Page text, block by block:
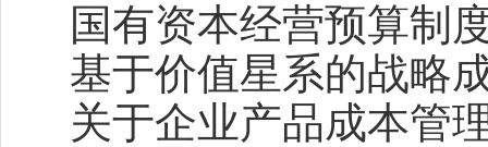
国有资本经营预算制
基于价值星系的战略
关于企业产品成本管